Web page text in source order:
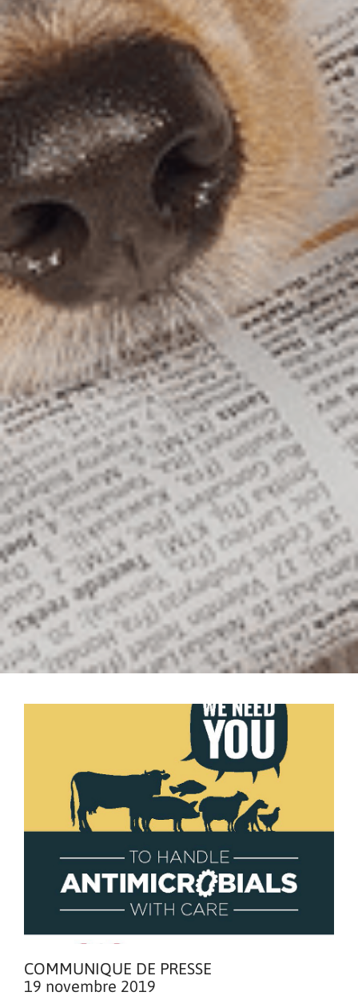
COMMUNIQUE DE PRESSE
19 novembre 2019